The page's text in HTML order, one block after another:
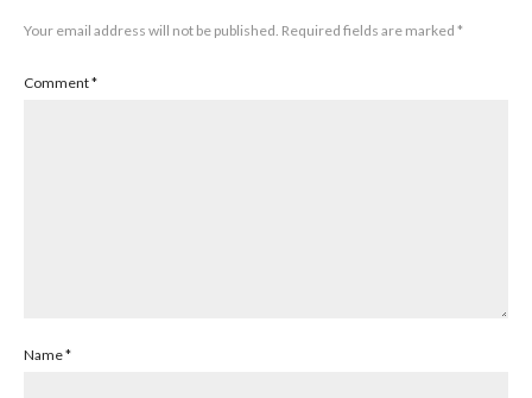
Your email address will not be published. Required fields are marked *
Comment*
Name*